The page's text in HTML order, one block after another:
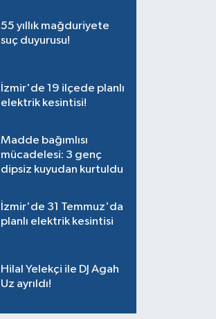
55 yıllık mağduriyete
suç duyurusu!
İzmir'de 19 ilçede planlı
elektrik kesintisi!
Madde bağımlısı
mücadelesi: 3 genç
dipsiz kuyudan kurtuldu
İzmir'de 31 Temmuz'da
planlı elektrik kesintisi
Hilal Yelekçi ile DJ Agah
Uz ayrıldı!